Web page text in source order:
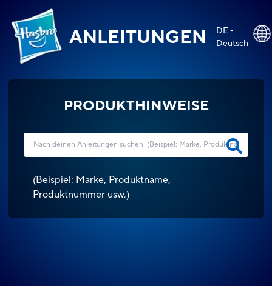
ANLEITUNGEN
DE -
Deutsch
PRODUKTHINWEISE
(Beispiel: Marke, Produktname,
Produktnummer usw.)